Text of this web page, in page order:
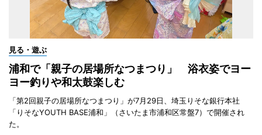
見る・遊ぶ
浦和で「親子の居場所なつまつり」 浴衣姿でヨー
ヨー釣りや和太鼓楽しむ
「第2回親子の居場所なつまつり」が7月29日、埼玉りそな銀行本社
「りそなYOUTH BASE浦和」（さいたま市浦和区常盤7）で開催され
た。